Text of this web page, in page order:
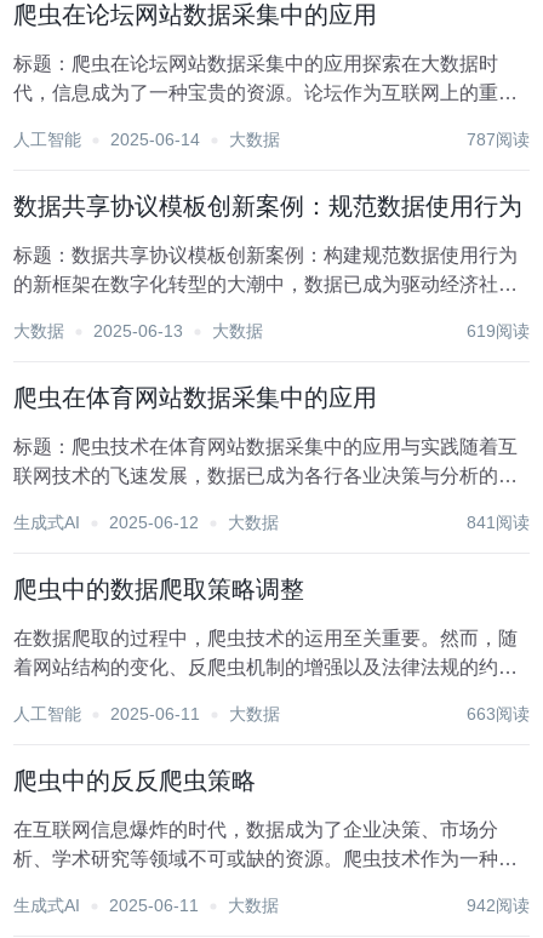
爬虫在论坛网站数据采集中的应用
标题：爬虫在论坛网站数据采集中的应用探索在大数据时
代，信息成为了一种宝贵的资源。论坛作为互联网上的重要
业动态、技术讨论、消费者评价等多个领域。这些数据对于
人工智能 2025-06-14 大数据 787阅读
数据共享协议模板创新案例：规范数据使用行为
标题：数据共享协议模板创新案例：构建规范数据使用行为
的新框架在数字化转型的大潮中，数据已成为驱动经济社会
数据共享成为提升效率、促进创新的重要途径。然而，数据
大数据 2025-06-13 大数据 619阅读
爬虫在体育网站数据采集中的应用
标题：爬虫技术在体育网站数据采集中的应用与实践随着互
联网技术的飞速发展，数据已成为各行各业决策与分析的重
比赛结果、球员表现到球迷行为分析，数据为体育管理者、
生成式AI 2025-06-12 大数据 841阅读
爬虫中的数据爬取策略调整
在数据爬取的过程中，爬虫技术的运用至关重要。然而，随
着网站结构的变化、反爬虫机制的增强以及法律法规的约
性和合规性。本文将探讨爬虫中的数据爬取策略调整，涵盖
人工智能 2025-06-11 大数据 663阅读
爬虫中的反反爬虫策略
在互联网信息爆炸的时代，数据成为了企业决策、市场分
析、学术研究等领域不可或缺的资源。爬虫技术作为一种自
据价值的日益凸显，网站运营者为了保护自身数据资源不被
生成式AI 2025-06-11 大数据 942阅读